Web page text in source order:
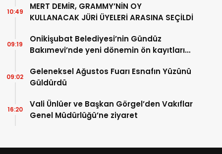
MERT DEMİR, GRAMMY’NİN OY
KULLANACAK JÜRİ ÜYELERİ ARASINA SEÇİLDİ
10:49
Onikişubat Belediyesi’nin Gündüz
Bakımevi’nde yeni dönemin ön kayıtları
09:19
Geleneksel Ağustos Fuarı Esnafın Yüzünü
Güldürdü
09:02
Vali Ünlüer ve Başkan Görgel’den Vakıflar
Genel Müdürlüğü’ne ziyaret
16:20